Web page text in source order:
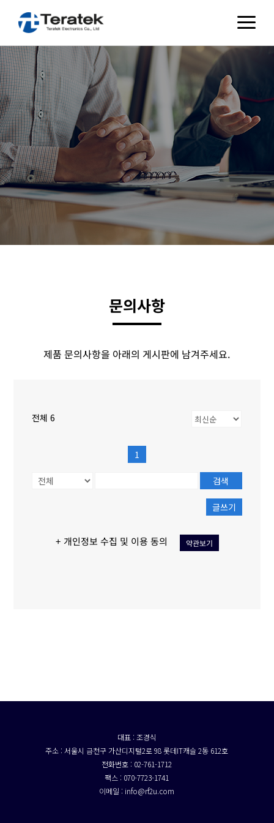
문의사항
제품 문의사항을 아래의 게시판에 남겨주세요.
전체 6
1
검색
글쓰기
+ 개인정보 수집 및 이용 동의 약관보기
대표 : 조경식
주소 : 서울시 금천구 가산디지털2로 98 롯데IT캐슬 2동 612호
전화번호 : 02-761-1712
팩스 : 070-7723-1741
이메일 : info@rf2u.com